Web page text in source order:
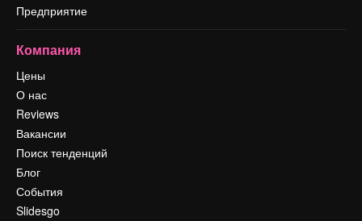
Предприятие
Компания
Цены
О нас
Reviews
Вакансии
Поиск тенденций
Блог
События
Slidesgo